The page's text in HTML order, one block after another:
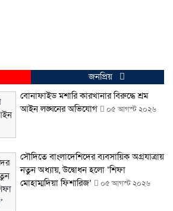
জনপ্রিয়
বোনাফাইড মশারি কারখানার বিরুদ্ধে শ্রম
আইন লঙ্ঘনের অভিযোগ
০৫ আগস্ট ২০২৬
সৌদিতে বাংলাদেশিদের ব্যবসায়িক অগ্রযাত্রায়
নতুন অধ্যায়, উদ্বোধন হলো ‘শিফা
মোহাম্মদিয়া ফিশারিজ’
০৫ আগস্ট ২০২৬